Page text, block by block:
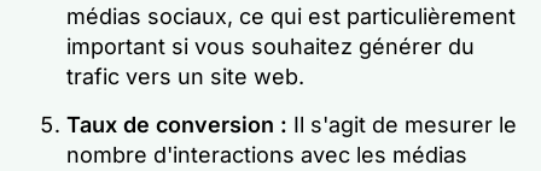
médias sociaux, ce qui est particulièrement
important si vous souhaitez générer du
trafic vers un site web.
Taux de conversion : Il s'agit de mesurer le
nombre d'interactions avec les médias